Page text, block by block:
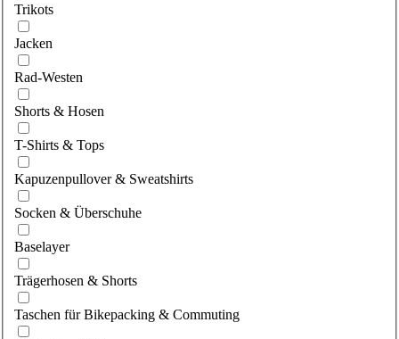
Trikots
Jacken
Rad-Westen
Shorts & Hosen
T-Shirts & Tops
Kapuzenpullover & Sweatshirts
Socken & Überschuhe
Baselayer
Trägerhosen & Shorts
Taschen für Bikepacking & Commuting